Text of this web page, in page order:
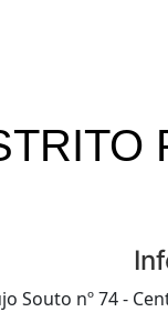
Souto nº 74 -